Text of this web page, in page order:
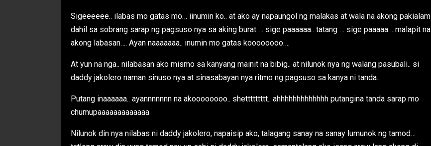
Sigeeeeee.. ilabas mo gatas mo… iinumin ko.. at ako ay napaungol ng malakas at wala na akong pakialam
dahil sa sobrang sarap ng pagsuso nya sa aking burat … sige paaaaaa.. tatang … sige paaaaa… malapit na
akong labasan…. Ayan naaaaaaa.. inumin mo gatas koooooooo….
At yun na nga.. nilabasan ako mismo sa kanyang mainit na bibig.. at nilunok nya ng walang pasubali.. si
daddy jakolero naman sinuso nya at sinasabayan nya ritmo ng pagsuso sa kanya ni tanda..
Putang inaaaaaa.. ayannnnnnn na akoooooooo.. shettttttttt.. ahhhhhhhhhhhhh putangina tanda sarap mo
chumupaaaaaaaaaaaaa
Nilunok din nya nilabas ni daddy jakolero, napaisip ako, talagang sanay na sanay lumunok ng tamod…